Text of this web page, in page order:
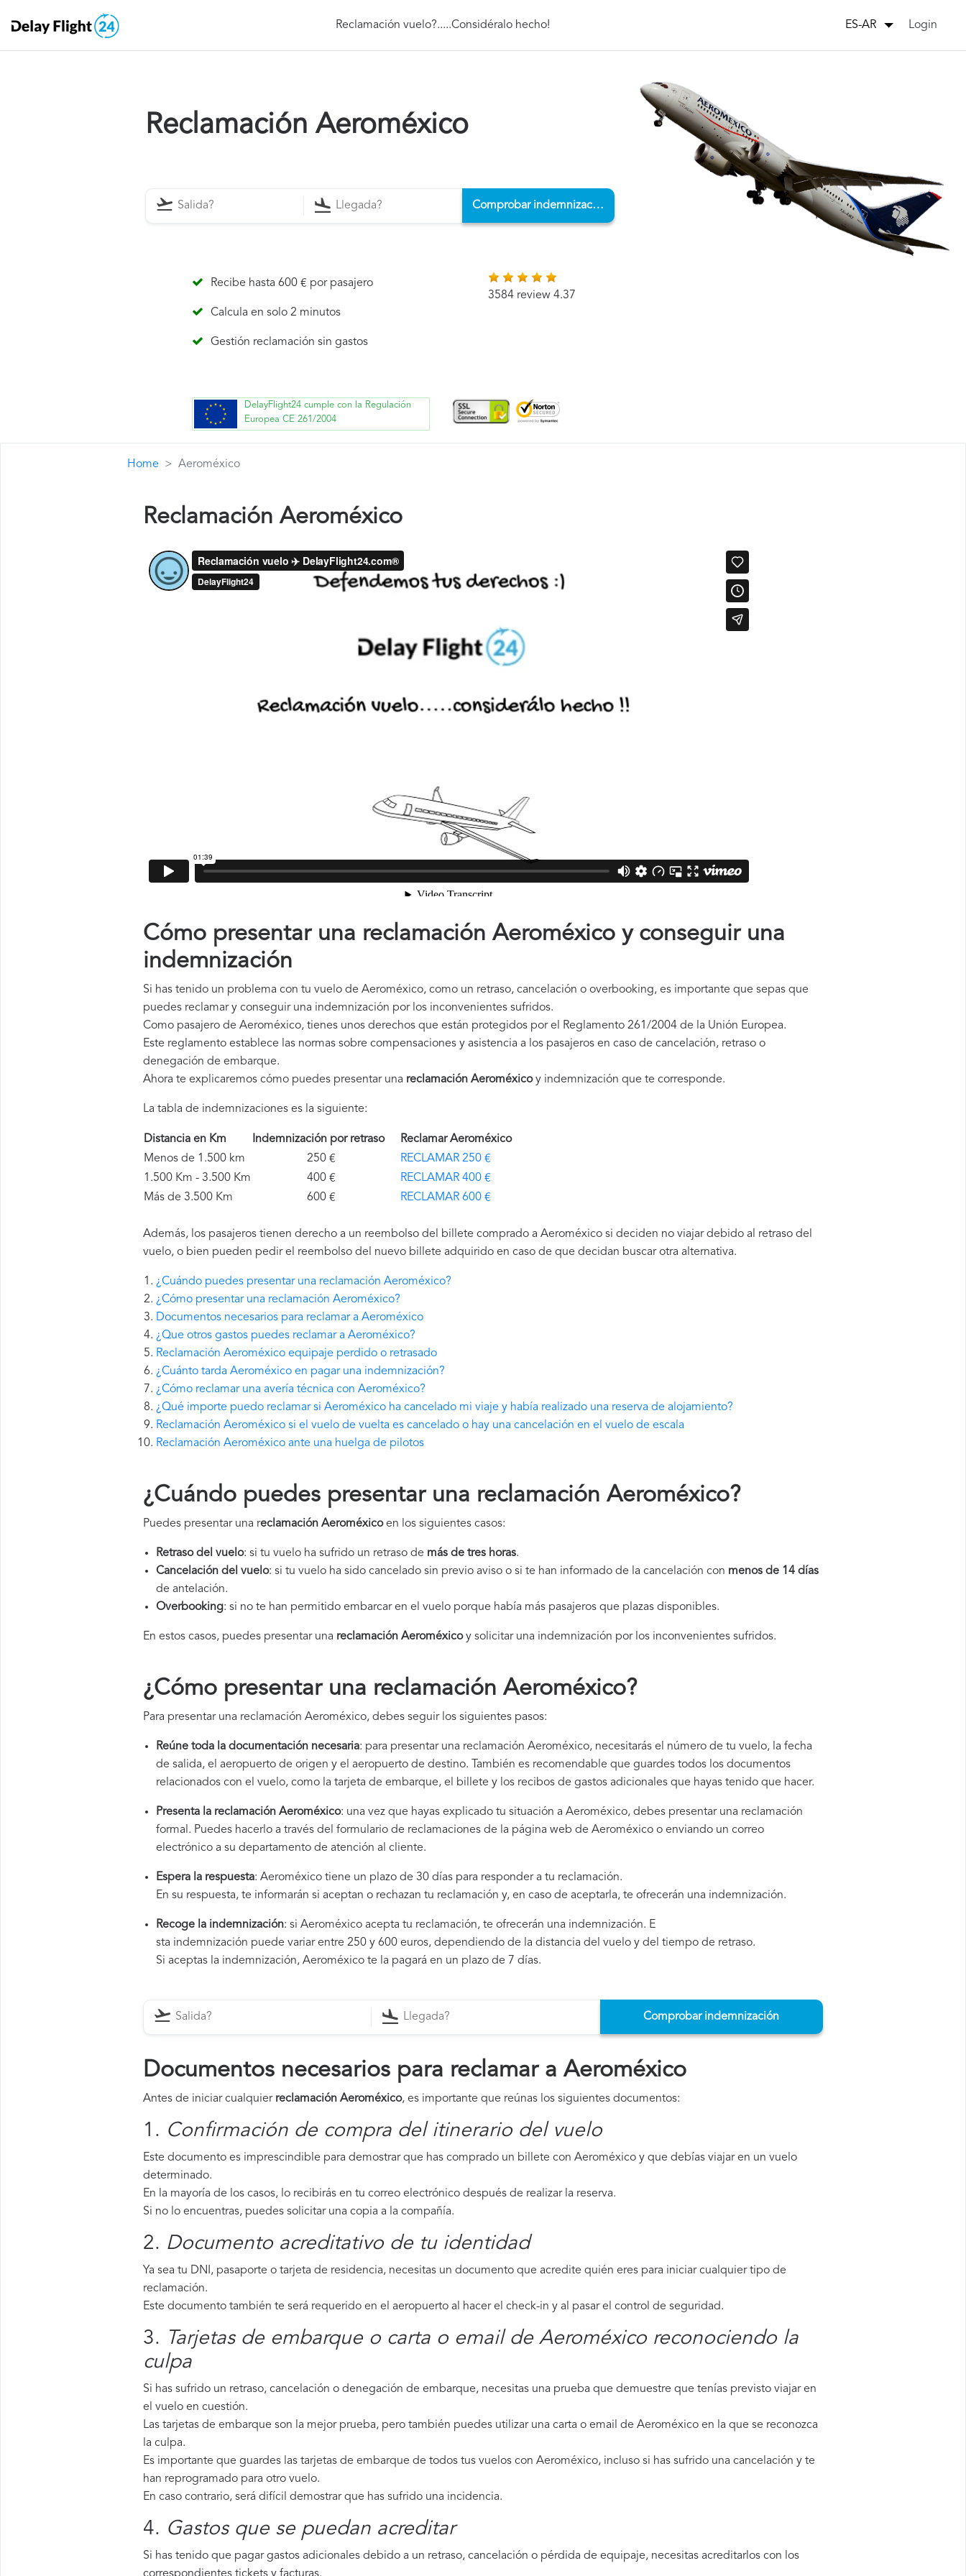
Reclamación vuelo?.....Considéralo hecho! ES-AR Login
Reclamación Aeroméxico
Comprobar indemnización
Recibe hasta 600 € por pasajero
Calcula en solo 2 minutos
Gestión reclamación sin gastos
3584 review 4.37
DelayFlight24 cumple con la Regulación
Europea CE 261/2004
Home Aeroméxico
Reclamación Aeroméxico
Cómo presentar una reclamación Aeroméxico y conseguir una
indemnización
Si has tenido un problema con tu vuelo de Aeroméxico, como un retraso, cancelación o overbooking, es importante que sepas que
puedes reclamar y conseguir una indemnización por los inconvenientes sufridos.
Como pasajero de Aeroméxico, tienes unos derechos que están protegidos por el Reglamento 261/2004 de la Unión Europea.
Este reglamento establece las normas sobre compensaciones y asistencia a los pasajeros en caso de cancelación, retraso o
denegación de embarque.
Ahora te explicaremos cómo puedes presentar una reclamación Aeroméxicoy indemnización que te corresponde.
La tabla de indemnizaciones es la siguiente:
Distancia en Km Indemnización por retraso
Reclamar Aeroméxico
Menos de 1.500 km
250 €
RECLAMAR 250 €
1.500 Km - 3.500 Km
400 €
RECLAMAR 400 €
Más de 3.500 Km
600 € RECLAMAR 600 €
Además, los pasajeros tienen derecho a un reembolso del billete comprado a Aeroméxico si deciden no viajar debido al retraso del
vuelo, o bien pueden pedir el reembolso del nuevo billete adquirido en caso de que decidan buscar otra alternativa.
¿Cuándo puedes presentar una reclamación Aeroméxico?
¿Cómo presentar una reclamación Aeroméxico?
Documentos necesarios para reclamar a Aeroméxico
¿Que otros gastos puedes reclamar a Aeroméxico?
Reclamación Aeroméxico equipaje perdido o retrasado
¿Cuánto tarda Aeroméxico en pagar una indemnización?
¿Cómo reclamar una avería técnica con Aeroméxico?
¿Qué importe puedo reclamar si Aeroméxico ha cancelado mi viaje y había realizado una reserva de alojamiento?
Reclamación Aeroméxico si el vuelo de vuelta es cancelado o hay una cancelación en el vuelo de escala
Reclamación Aeroméxico ante una huelga de pilotos
¿Cuándo puedes presentar una reclamación Aeroméxico?
Puedes presentar una reclamación Aeroméxicoen los siguientes casos:
Retraso del vuelo: si tu vuelo ha sufrido un retraso de más de tres horas.
Cancelación del vuelo: si tu vuelo ha sido cancelado sin previo aviso o si te han informado de la cancelación con menos de 14 días
de antelación.
Overbooking: si no te han permitido embarcar en el vuelo porque había más pasajeros que plazas disponibles.
En estos casos, puedes presentar una reclamación Aeroméxico​y solicitar una indemnización por los inconvenientes sufridos.
¿Cómo presentar una reclamación Aeroméxico?
Para presentar una reclamación Aeroméxico, debes seguir los siguientes pasos:
Reúne toda la documentación necesaria: para presentar una reclamación Aeroméxico, necesitarás el número de tu vuelo, la fecha
de salida, el aeropuerto de origen y el aeropuerto de destino. También es recomendable que guardes todos los documentos
relacionados con el vuelo, como la tarjeta de embarque, el billete y los recibos de gastos adicionales que hayas tenido que hacer.
Presenta la reclamación Aeroméxico: una vez que hayas explicado tu situación a Aeroméxico, debes presentar una reclamación
formal. Puedes hacerlo a través del formulario de reclamaciones de la página web de Aeroméxico o enviando un correo
electrónico a su departamento de atención al cliente.
Espera la respuesta: Aeroméxico tiene un plazo de 30 días para responder a tu reclamación.
En su respuesta, te informarán si aceptan o rechazan tu reclamación y, en caso de aceptarla, te ofrecerán una indemnización.
Recoge la indemnización: si Aeroméxico acepta tu reclamación, te ofrecerán una indemnización. E
sta indemnización puede variar entre 250 y 600 euros, dependiendo de la distancia del vuelo y del tiempo de retraso.
Si aceptas la indemnización, Aeroméxico te la pagará en un plazo de 7 días.
Comprobar indemnización
Documentos necesarios para reclamar a Aeroméxico
Antes de iniciar cualquier reclamación Aeroméxico, es importante que reúnas los siguientes documentos:
1. Confirmación de compra del itinerario del vuelo
Este documento es imprescindible para demostrar que has comprado un billete con Aeroméxico y que debías viajar en un vuelo
determinado.
En la mayoría de los casos, lo recibirás en tu correo electrónico después de realizar la reserva.
Si no lo encuentras, puedes solicitar una copia a la compañía.
2. Documento acreditativo de tu identidad
Ya sea tu DNI, pasaporte o tarjeta de residencia, necesitas un documento que acredite quién eres para iniciar cualquier tipo de
reclamación.
Este documento también te será requerido en el aeropuerto al hacer el check-in y al pasar el control de seguridad.
3.
Tarjetas de embarque o carta o email de Aeroméxico reconociendo la
culpa
Si has sufrido un retraso, cancelación o denegación de embarque, necesitas una prueba que demuestre que tenías previsto viajar en
el vuelo en cuestión.
Las tarjetas de embarque son la mejor prueba, pero también puedes utilizar una carta o email de Aeroméxico en la que se reconozca
la culpa.
Es importante que guardes las tarjetas de embarque de todos tus vuelos con Aeroméxico, incluso si has sufrido una cancelación y te
han reprogramado para otro vuelo.
En caso contrario, será difícil demostrar que has sufrido una incidencia.
4. Gastos que se puedan acreditar
Si has tenido que pagar gastos adicionales debido a un retraso, cancelación o pérdida de equipaje, necesitas acreditarlos con los